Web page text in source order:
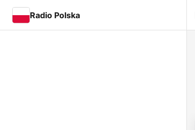
Radio Polska